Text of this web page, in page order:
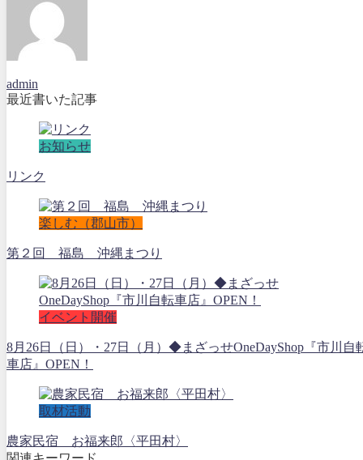
admin
最近書いた記事
お知らせ
リンク
楽しむ（郡山市）
第２回 福島 沖縄まつり
イベント開催
8月26日（日）・27日（月）◆まざっせOneDayShop『市川自
車店』OPEN！
取材活動
農家民宿 お福来郎〈平田村〉